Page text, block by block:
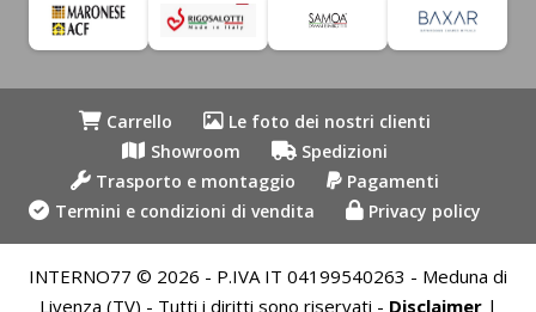
Carrello
Le foto dei nostri clienti
Showroom
Spedizioni
Trasporto e montaggio
Pagamenti
Termini e condizioni di vendita
Privacy policy
INTERNO77 © 2026 - P.IVA IT 04199540263 - Meduna di
Livenza (TV) - Tutti i diritti sono riservati - Disclaimer|